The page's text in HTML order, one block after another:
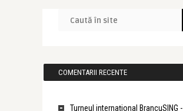
COMENTARII RECENTE
Turneul internațional BrancuSING -